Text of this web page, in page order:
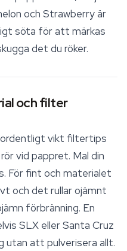
och Strawberry är
söta för att märkas
det du röker.
och filter
vikt filtertips
vid pappret. Mal din
För fint och materialet
och det rullar ojämnt
förbränning. En
SLX eller Santa Cruz
utan att pulverisera allt.